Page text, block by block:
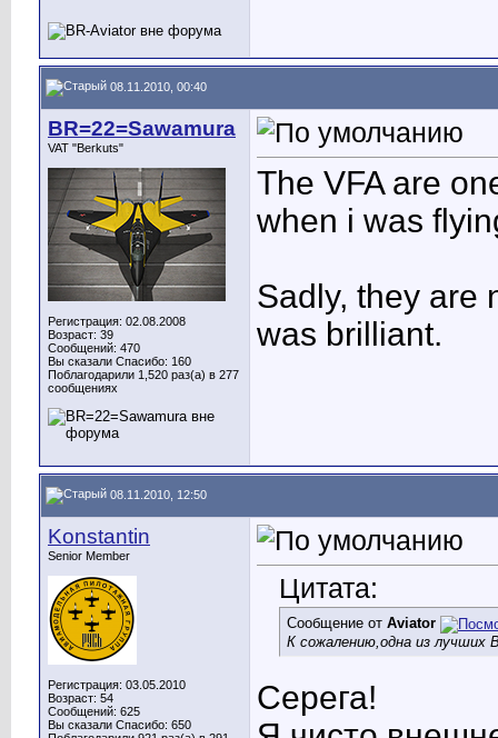
08.11.2010, 00:40
BR=22=Sawamura
VAT "Berkuts"
Регистрация: 02.08.2008
Возраст: 39
Сообщений: 470
Вы сказали Спасибо: 160
Поблагодарили 1,520 раз(а) в 277
сообщениях
The VFA are
when i was
Sadly, they are
was brilliant.
08.11.2010, 12:50
Konstantin
Senior Member
Регистрация: 03.05.2010
Возраст: 54
Сообщений: 625
Вы сказали Спасибо: 650
Цитата:
Сообщение от Aviator
К сожалению,одна из лучших
Серега!